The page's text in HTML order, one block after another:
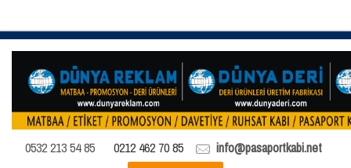
0532 213 54 85 0212 462 70 85 info@pasaportkabi.net